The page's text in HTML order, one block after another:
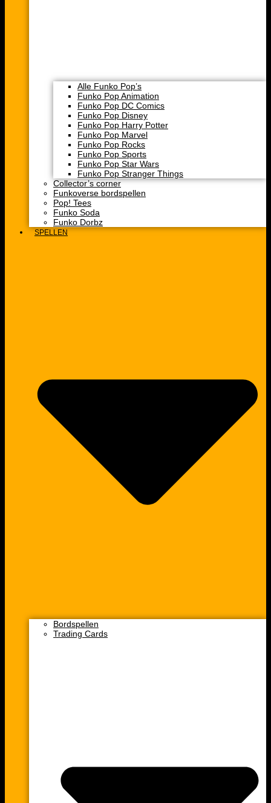
Alle Funko Pop’s
Funko Pop Animation
Funko Pop DC Comics
Funko Pop Disney
Funko Pop Harry Potter
Funko Pop Marvel
Funko Pop Rocks
Funko Pop Sports
Funko Pop Star Wars
Funko Pop Stranger Things
Collector’s corner
Funkoverse bordspellen
Pop! Tees
Funko Soda
Funko Dorbz
SPELLEN
Bordspellen
Trading Cards